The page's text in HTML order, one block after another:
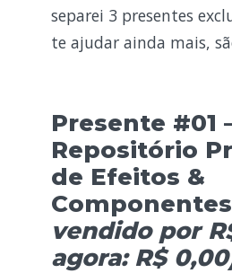
separei 3 presentes
te ajudar ainda mais,
Presente #01
Repositório
de Efeitos &
Componentes
vendido por
agora: R$